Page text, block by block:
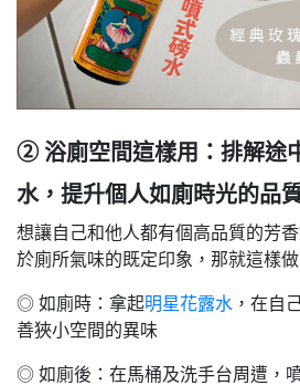
② 浴廁空間這樣用：排解途
水，提升個人如廁時光的品
想讓自己和他人都有個高品質的芳
於廁所氣味的既定印象，那就這樣做
◎ 如廁時：拿起明星花露水 ，在自
善狹小空間的異味
◎ 如廁後：在馬桶及洗手台周遭，